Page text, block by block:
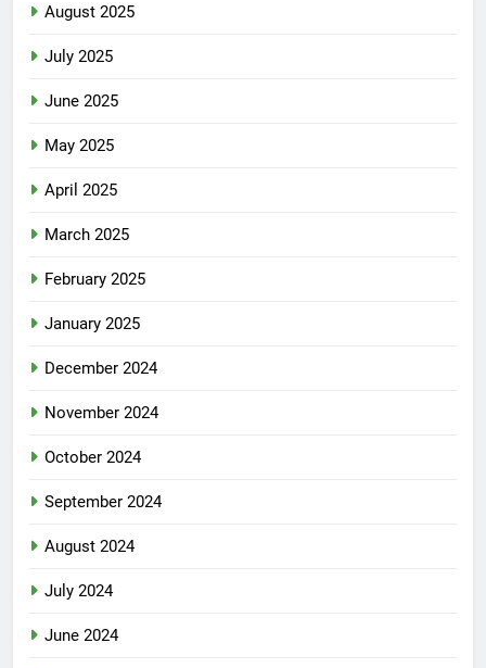
August 2025
July 2025
June 2025
May 2025
April 2025
March 2025
February 2025
January 2025
December 2024
November 2024
October 2024
September 2024
August 2024
July 2024
June 2024